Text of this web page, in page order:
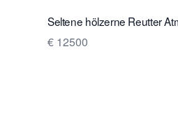
Seltene hölzerne Reutter
€ 12500